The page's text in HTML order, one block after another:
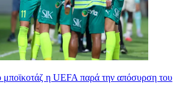
μποϊκοτάζ η UEFA παρά την απόσυρση του